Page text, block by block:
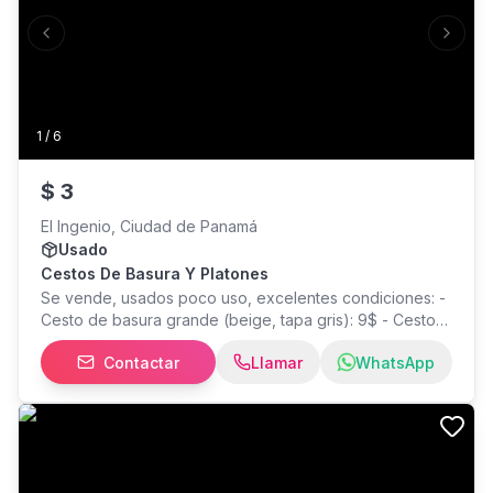
1 / 6
Previous slide Next
$ 3
El Ingenio, Ciudad de Panamá
Usado
Cestos De Basura Y Platones
Se vende, usados poco uso, excelentes condiciones: -
Cesto de basura grande (beige, tapa gris): 9$ - Cesto
de basura mediano (blanco): 6$ - Cesto de basura
pequeño (beige): 3$ - Platón de 18 litros: 1.5$ - Plantón
de 9 litros: 1 $ - Plantón de 4.5 litros: 0.50 $ NUEVO: -
Recogedor de basura: 1.5$ -Trapeador palo de madera
Contactar Llamar WhatsApp